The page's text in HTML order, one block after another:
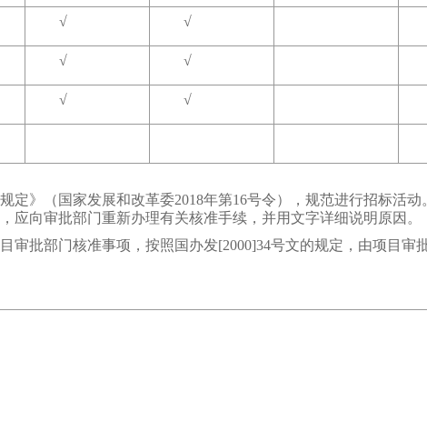
√ √
√ √
√ √
》（国家发展和改革委2018年第16号令），规范进行招标活动
应向审批部门重新办理有关核准手续，并用文字详细说明原因 。
批部门核准事项，按照国办发[2000]34号文的规定，由项目审